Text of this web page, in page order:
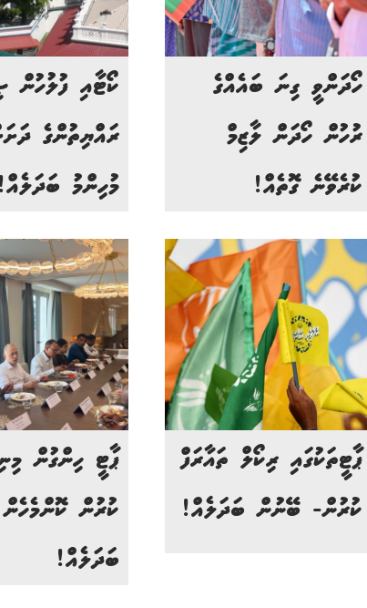
ހޯދަންވީ ގިނަ ބައެއްގެ
ރުހުން ހޯދަން ލާޒިމް
ކުރެވޭނެ ގޮތެއް!
ކޯޓާއި ފުލުހުން
ރައްޔިތުންގެ
މުހިންމު ބަދަލެއް!
ޕާޓީތަކުގައި ރިކޯލް ތައާރަފް
ކުރުން- ބޭނުން ބަދަލެއް!
ޕާޓީ ހިންގުން
ކުރުން
ބަދަލެއް!